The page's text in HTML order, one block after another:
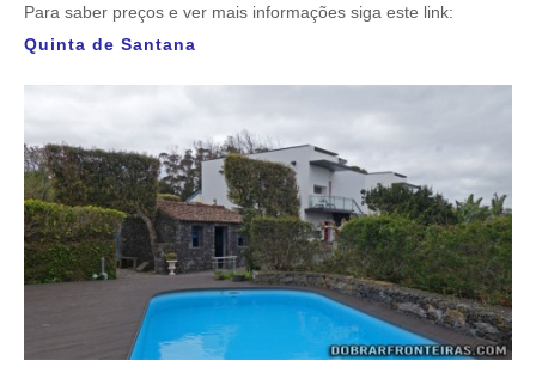
Para saber preços e ver mais informações siga este link:
Quinta de Santana